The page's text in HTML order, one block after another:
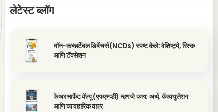
लेटेस्ट ब्लॉग
नॉन-कन्व्हर्टेबल डिबेंचर्स (NCDs) स्पष्ट केले: वैशिष्ट्ये, रिस्क
आणि टॅक्सेशन
फेअर मार्केट वॅल्यू (एफएमव्ही) म्हणजे काय: अर्थ, कॅल्क्युलेशन
आणि व्यावहारिक वापर